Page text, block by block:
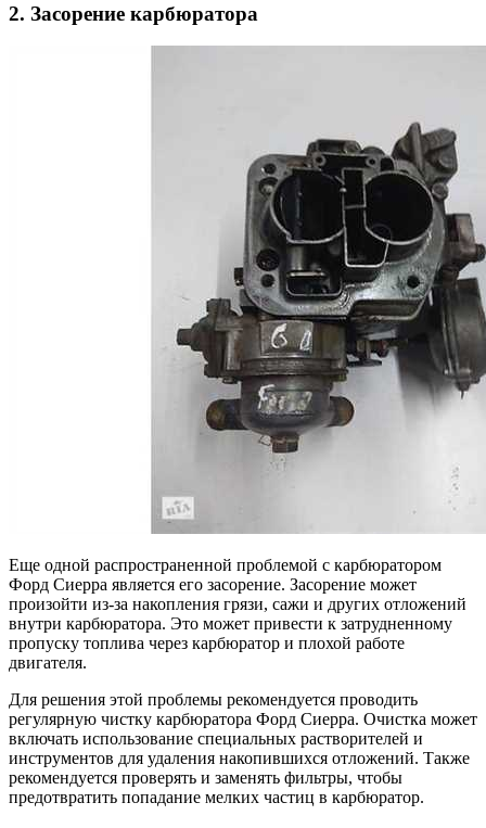
2. Засорение карбюратора
Еще одной распространенной проблемой с карбюратором
Форд Сиерра является его засорение. Засорение может
произойти из-за накопления грязи, сажи и других отложений
внутри карбюратора. Это может привести к затрудненному
пропуску топлива через карбюратор и плохой работе
двигателя.
Для решения этой проблемы рекомендуется проводить
регулярную чистку карбюратора Форд Сиерра. Очистка может
включать использование специальных растворителей и
инструментов для удаления накопившихся отложений. Также
рекомендуется проверять и заменять фильтры, чтобы
предотвратить попадание мелких частиц в карбюратор.